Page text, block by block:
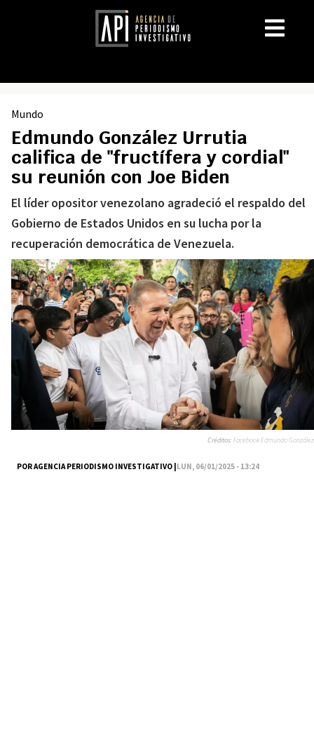
Mundo
Edmundo González Urrutia
califica de "fructífera y cordial"
su reunión con Joe Biden
El líder opositor venezolano agradeció el respaldo del
Gobierno de Estados Unidos en su lucha por la
recuperación democrática de Venezuela.
POR AGENCIA PERIODISMO INVESTIGATIVO |LUN, 06/01/2025 - 13:24
Créditos:Facebook Edmundo González